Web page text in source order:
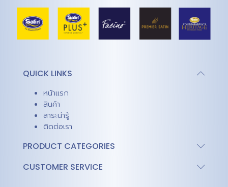
QUICK LINKS
หน้าแรก
สินค้า
สาระน่ารู้
ติดต่อเรา
PRODUCT CATEGORIES
CUSTOMER SERVICE